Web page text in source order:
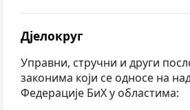
Дјелокруг
Управни, стручни и други
законима који се односе на
Федерације БиХ у областима: